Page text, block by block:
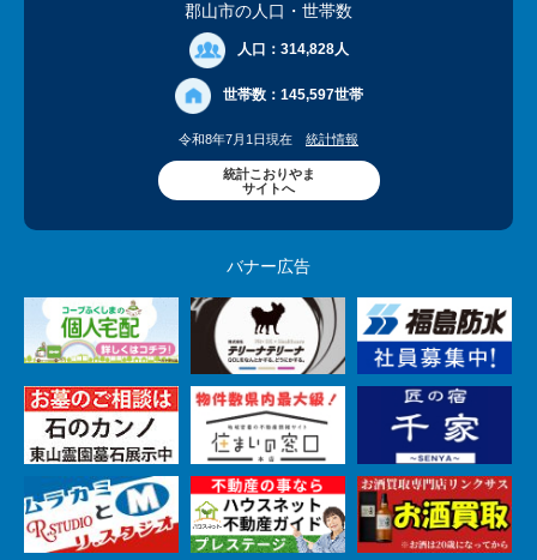
郡山市の人口 ・世帯数
人口： 314,828人
世帯数： 145,597世帯
令和8年7月1日現在 統計情報
統計こおりやま
サイトへ
バナー広告